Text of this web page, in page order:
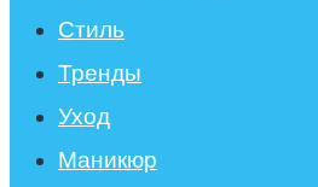
Стиль
Тренды
Уход
Маникюр